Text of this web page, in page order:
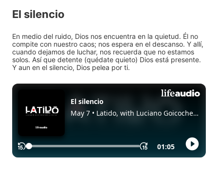
El silencio
En medio del ruido, Dios nos encuentra en la quietud. Él no
compite con nuestro caos; nos espera en el descanso. Y allí,
cuando dejamos de luchar, nos recuerda que no estamos
solos. Así que detente (quédate quieto) Dios está presente.
Y aun en el silencio, Dios pelea por ti.